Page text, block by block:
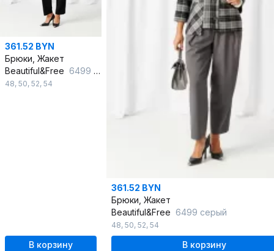
361.52 BYN
Брюки, Жакет
Beautiful&Free 6499 черный
48, 50, 52, 54
В корзину
361.52 BYN
Брюки, Жакет
Beautiful&Free 6499 серый
48, 50, 52, 54
В корзину